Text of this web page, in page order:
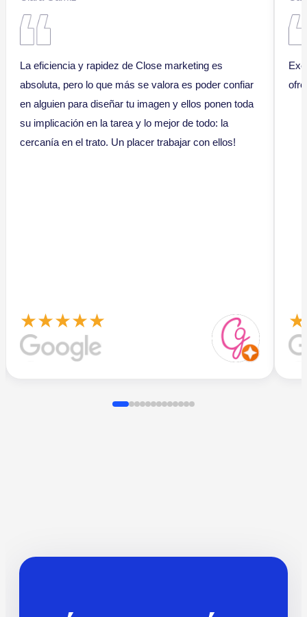
La eficiencia y rapidez de Close marketing es
absoluta, pero lo que más se valora es poder confiar
en alguien para diseñar tu imagen y ellos ponen toda
su implicación en la tarea y lo mejor de todo: la
cercanía en el trato. Un placer trabajar con ellos!
★★★★★